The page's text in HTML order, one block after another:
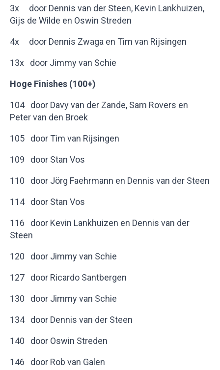
3x door Dennis van der Steen, Kevin Lankhuizen,
Gijs de Wilde en Oswin Streden
4x door Dennis Zwaga en Tim van Rijsingen
13x door Jimmy van Schie
Hoge Finishes (100+)
104 door Davy van der Zande, Sam Rovers en
Peter van den Broek
105 door Tim van Rijsingen
109 door Stan Vos
110 door Jörg Faehrmann en Dennis van der Steen
114 door Stan Vos
116 door Kevin Lankhuizen en Dennis van der
Steen
120 door Jimmy van Schie
127 door Ricardo Santbergen
130 door Jimmy van Schie
134 door Dennis van der Steen
140 door Oswin Streden
146 door Rob van Galen